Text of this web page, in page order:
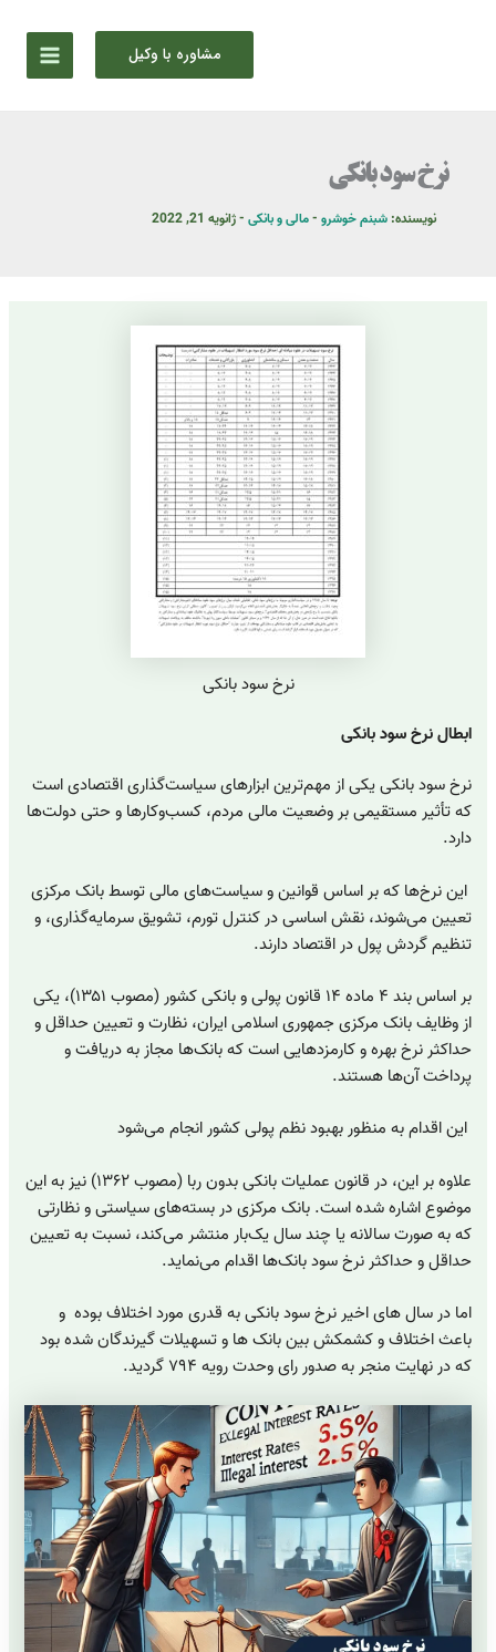
مشاوره با وکیل
نرخ سود بانکی
نویسنده: شبنم خوشرو -مالی و بانکی-ژانویه 21, 2022
نرخ سود بانکی
ابطال نرخ سود بانکی
نرخ سود بانکی یکی از مهم‌ترین ابزارهای سیاست‌گذاری اقتصادی است
که تأثیر مستقیمی بر وضعیت مالی مردم، کسب‌وکارها و حتی دولت‌ها
دارد.
این نرخ‌ها که بر اساس قوانین و سیاست‌های مالی توسط بانک مرکزی
تعیین می‌شوند، نقش اساسی در کنترل تورم، تشویق سرمایه‌گذاری، و
تنظیم گردش پول در اقتصاد دارند.
بر اساس بند ۴ ماده ۱۴ قانون پولی و بانکی کشور (مصوب ۱۳۵۱)، یکی
از وظایف بانک مرکزی جمهوری اسلامی ایران، نظارت و تعیین حداقل و
حداکثر نرخ بهره و کارمزدهایی است که بانک‌ها مجاز به دریافت و
پرداخت آن‌ها هستند.
این اقدام به منظور بهبود نظم پولی کشور انجام می‌شود
علاوه بر این، در قانون عملیات بانکی بدون ربا (مصوب ۱۳۶۲) نیز به این
موضوع اشاره شده است. بانک مرکزی در بسته‌های سیاستی و نظارتی
که به صورت سالانه یا چند سال یک‌بار منتشر می‌کند، نسبت به تعیین
حداقل و حداکثر نرخ سود بانک‌ها اقدام می‌نماید.
اما در سال های اخیر نرخ سود بانکی به قدری مورد اختلاف بوده و
باعث اختلاف و کشمکش بین بانک ها و تسهیلات گیرندگان شده بود
که در نهایت منجر به صدور رای وحدت رویه ۷۹۴ گردید.